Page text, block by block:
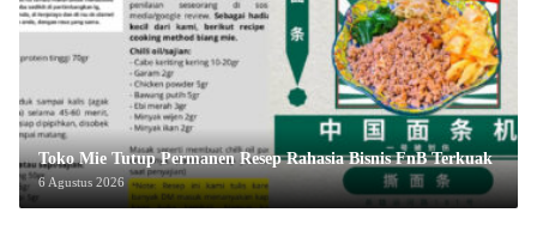
Toko Mie Tutup Permanen Resep Rahasia Bisnis FnB Terkuak
6 Agustus 2026